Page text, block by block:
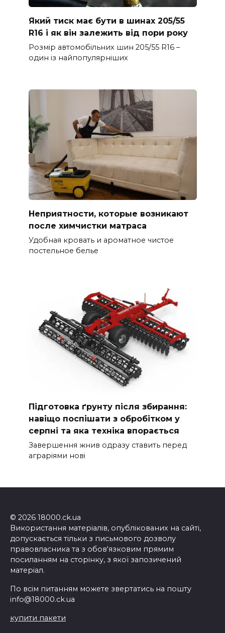
Який тиск має бути в шинах 205/55
R16 і як він залежить від пори року
Розмір автомобільних шин 205/55 R16 –
один із найпопулярніших
Неприятности, которые возникают
после химчистки матраса
Удобная кровать и ароматное чистое
постельное белье
Підготовка ґрунту після збирання:
навіщо поспішати з обробітком у
серпні та яка техніка впорається
Завершення жнив одразу ставить перед
аграріями нові
© 2026 18000.ck.ua
Використання матеріалів, опублікованих на сайті,
допускається тільки з письмового дозволу
правовласника та з обов'язковим прямим
посиланням на сторінку, з якої запозичений
матеріал.
По всім питанням можете звертатись на пошту
info@18000.ck.ua
купити пакети